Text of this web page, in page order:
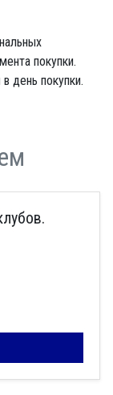
покупки.
день покупки.